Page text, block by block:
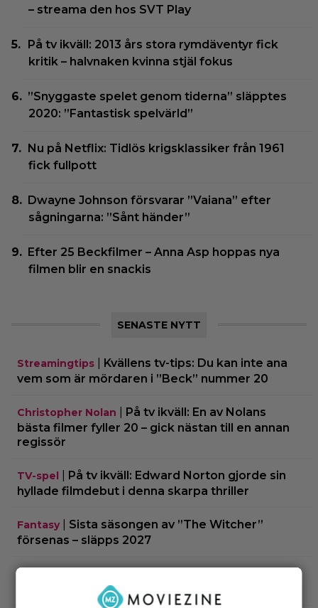
– streama den hos SVT Play
På tv ikväll: 2013 års stora rymdäventyr fick
kritik – halvnaken kvinna stjäl fokus
”Snyggaste spelet genom tiderna” släpptes
2020: ”Fantastisk spelvärld”
Nu på Netflix: Tidlös krigsklassiker från 1961
fick fullpott
Dwayne Johnson försvarar ”Vaiana” efter
sågningarna: ”Sånt händer”
Efter 25 Beckfilmer – Anna Asp hoppas nya
filmen blir en snackis
SENASTE NYTT
Streamingtips
Kvällens tv-tips: Du kan inte ana
vem som är mördaren i ”Beck” nummer 20
Christopher Nolan
På tv ikväll: En av Nolans
bästa filmer fyller 20 – gick nästan till en annan
regissör
TV-spel
På tv ikväll: Edward Norton gjorde sin
hyllade filmdebut i denna skarpa thriller
Fantasy| Sista säsongen av ”The Witcher”
försenas – släpps 2027
Netflix
1961 fick fullpott